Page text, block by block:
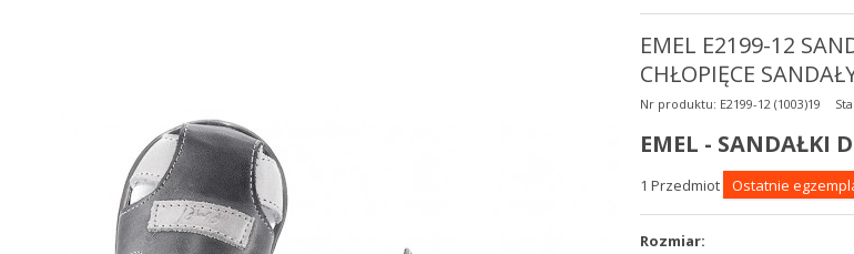
EMEL E2199-12
CHŁOPIĘCE
Nr produktu: E2199-12 (1003)19
EMEL - SANDAŁKI
1 Przedmiot Ostatnie
Rozmiar: